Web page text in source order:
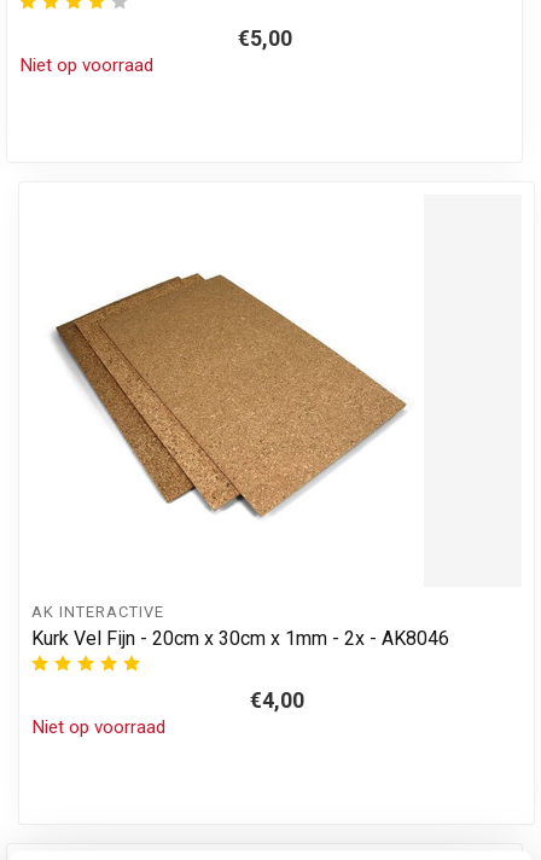
€5,00
Niet op voorraad
AK INTERACTIVE
Kurk Vel Fijn - 20cm x 30cm x 1mm - 2x - AK8046
€4,00
Niet op voorraad